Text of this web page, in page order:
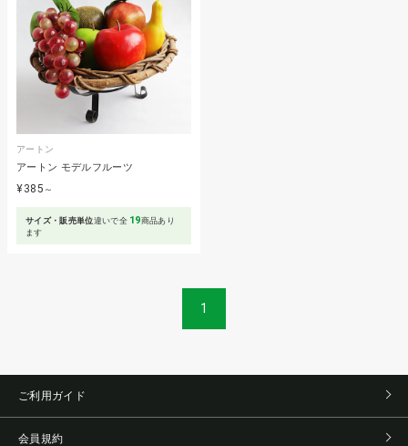
アートン
アートン モデルフルーツ
¥385 ～
サイズ・販売単位違いで全 19商品あり
ます
1
ご利用ガイド
会員規約